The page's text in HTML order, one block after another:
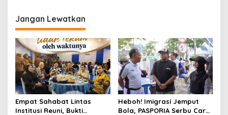
Jangan Lewatkan
Empat Sahabat Lintas
Institusi Reuni, Bukti
Heboh! Imigrasi Jemput
Bola, PASPORIA Serbu Car